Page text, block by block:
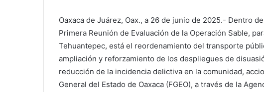
Oaxaca de Juárez, Oax., a 26 de junio de 2025.- Dentro
Primera Reunión de Evaluación de la Operación Sable,
Tehuantepec, está el reordenamiento del transporte
ampliación y reforzamiento de los despliegues de
reducción de la incidencia delictiva en la comunidad,
General del Estado de Oaxaca (FGEO), a través de la